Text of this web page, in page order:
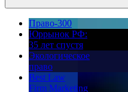
Право-300
Юррынок РФ:
35 лет спустя
Экологическое
право
Best Law
Firm Marketing